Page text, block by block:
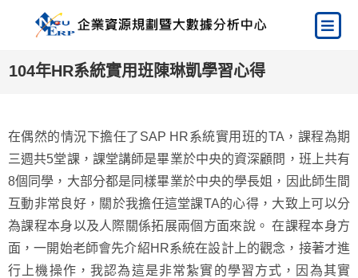
104年HR系統實用班陳琳凱學習心得
在偶然的情況下擔任了SAP HR系統實用班的TA，課程為期
三週共5堂課，課堂講師是畢業於中央的資深顧問，班上共有
8個同學，大部分都是同樣畢業於中央的學長姐，因此師生間
互動非常良好，關於我擔任這堂課TA的心得，大致上可以分
為課程本身以及人際關係拓展兩個方面來說。 在課程本身方
面，一開始老師會先介紹HR系統在設計上的觀念，接著才進
行上機操作，我認為這是非常紮實的學習方式，因為其實